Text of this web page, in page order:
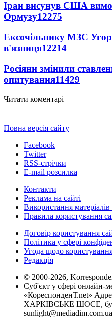
Іран висунув США
Ормузу12275
Ексочільнику МЗС
в'язниця12214
Росіяни змінили
опитування11429
Читати коментарі
Повна версія сайту
Facebook
Twitter
RSS-стрічки
E-mail розсилка
Контакти
Реклама на сайті
Використання
Правила користування
Договір користування
Політика у сфері
Угода щодо користування
Редакція
© 2000-2026,
Суб'єкт у сфері онлайн-
«КореспонденТ.net»
ХАРКІВСЬКЕ ШОСЕ,
sunlight@mediadim.com.ua